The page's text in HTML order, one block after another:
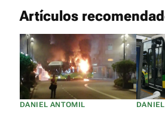
Artículos
DANIEL ANTOMIL